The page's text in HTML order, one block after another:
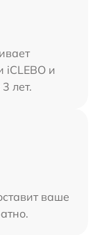
iCLEBO и
лет.
ваше